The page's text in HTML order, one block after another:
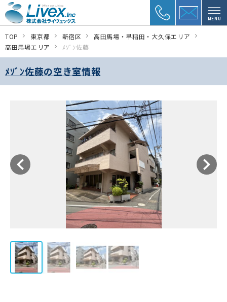
MENU
TOP 東京都 新宿区
高田馬場・早稲田・大久保エリア
高田馬場エリア
ﾒｿﾞﾝ佐藤
ﾒｿﾞﾝ佐藤の空き室情報